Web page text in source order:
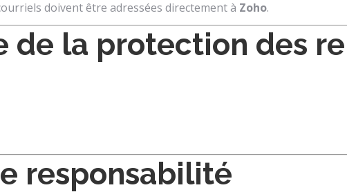
doivent être adressées directement à Zoho.
de la protection des
responsabilité